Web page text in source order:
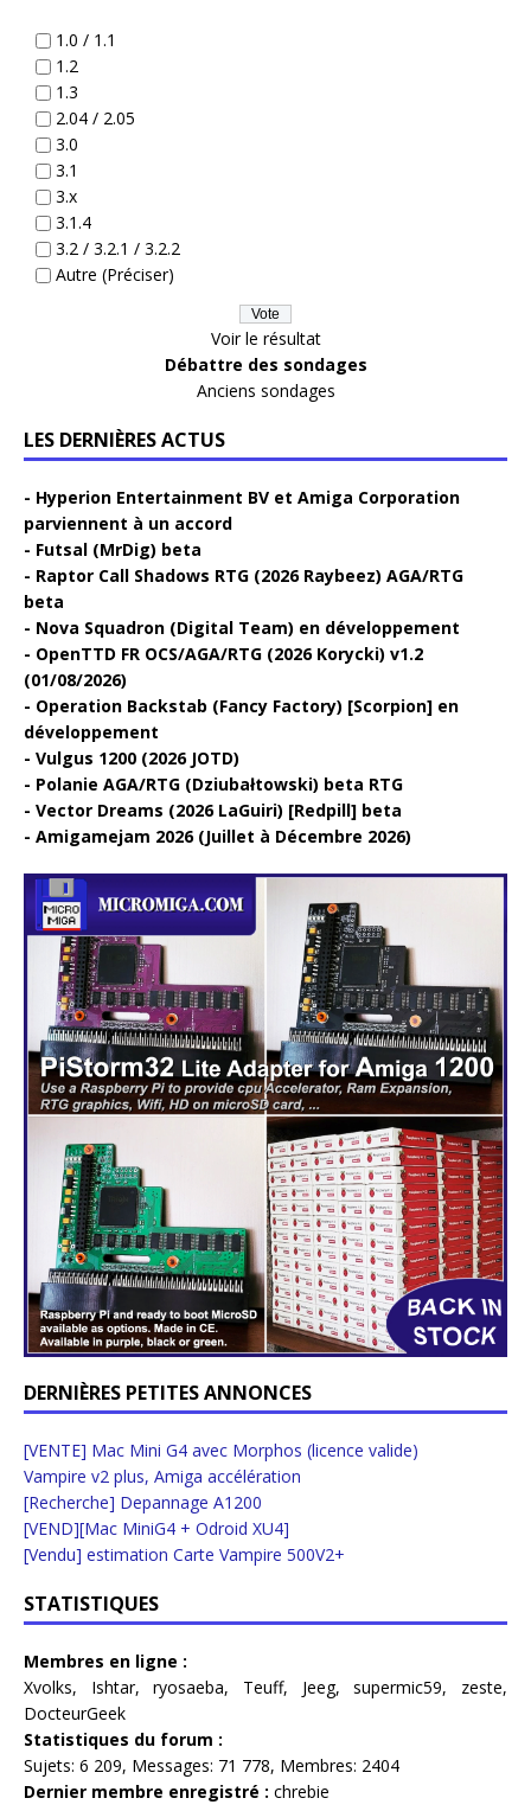
1.0 / 1.1
1.2
1.3
2.04 / 2.05
3.0
3.1
3.x
3.1.4
3.2 / 3.2.1 / 3.2.2
Autre (Préciser)
Voir le résultat
Débattre des sondages
Anciens sondages
LES DERNIÈRES ACTUS
Hyperion Entertainment BV et Amiga Corporation
parviennent à un accord
Futsal (MrDig) beta
Raptor Call Shadows RTG (2026 Raybeez) AGA/RTG
beta
Nova Squadron (Digital Team) en développement
OpenTTD FR OCS/AGA/RTG (2026 Korycki) v1.2
(01/08/2026)
Operation Backstab (Fancy Factory) [Scorpion] en
développement
Vulgus 1200 (2026 JOTD)
Polanie AGA/RTG (Dziubałtowski) beta RTG
Vector Dreams (2026 LaGuiri) [Redpill] beta
Amigamejam 2026 (Juillet à Décembre 2026)
DERNIÈRES PETITES ANNONCES
[VENTE] Mac Mini G4 avec Morphos (licence valide)
Vampire v2 plus, Amiga accélération
[Recherche] Depannage A1200
[VEND][Mac MiniG4 + Odroid XU4]
[Vendu] estimation Carte Vampire 500V2+
STATISTIQUES
Membres en ligne :
Xvolks, Ishtar,ryosaeba, Teuff, Jeeg,supermic59, zeste,
DocteurGeek
Statistiques du forum :
Sujets: 6 209, Messages: 71 778, Membres: 2404
Dernier membre enregistré : chrebie